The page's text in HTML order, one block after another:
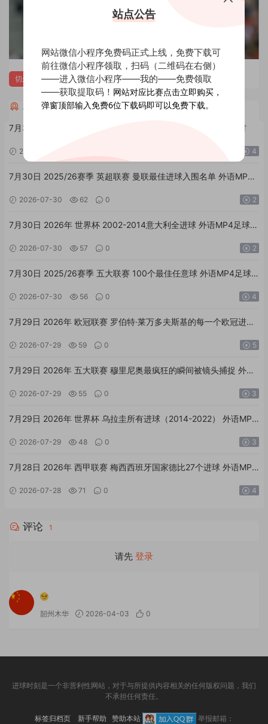
切尔西
相关全场回放进球集锦
7月30日 2026年 五大联赛 100个不可能进球 外语MP4足球素材
2026-07-30 4
7月30日 2025/26赛季 英超联赛 曼联最佳进球入围名单 外语MP4
2026-07-30 62 0 2
7月30日 2026年 世界杯 2002-2014意大利全进球 外语MP4足球素
2026-07-30 57 0 2
7月30日 2025/26赛季 五大联赛 100个最佳任意球 外语MP4足球
2026-07-30 56 0 4
7月29日 2026年 欧冠联赛 罗伯特·莱万多夫斯基的每一个欧冠进球
2026-07-29 59 0 5
7月29日 2026年 五大联赛 穆里尼奥最疯狂的瞬间被镜头捕捉 外语
2026-07-29 55 0 3
7月29日 2026年 世界杯 乌拉圭所有进球（2014-2022） 外语MP4
2026-07-29 48 0 3
7月28日 2026年 西甲联赛 梅西西班牙国家德比27个进球 外语MP4
2026-07-28 71 0 4
评论 1
请先 登录
韶州木华 2026-04-03 0
进球时刻是一个非营利性网站，对于与所提供内容相关的任何版权问题，我们
不承担任何责任。
标签归档页 新手帮助 赞助本站 举报邮箱：
站点公告
网站微信小程序免费码正式上线，免费下载可
前往微信小程序领取，扫码（二维码在右侧）
——进入微信小程序——我的——免费领取
——获取提取码！ 网站对应比赛点击立即购买，
弹窗顶部输入免费6位下载码即可以免费下载。